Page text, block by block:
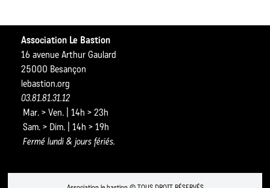
Association Le Bastion
16 avenue Arthur Gaulard
25000 Besançon
lebastion.org
03.81.81.31.12
Mar. > Ven. | 14h > 23h
Sam. > Dim. | 14h > 19h
Fermé lundi & jours fériés.